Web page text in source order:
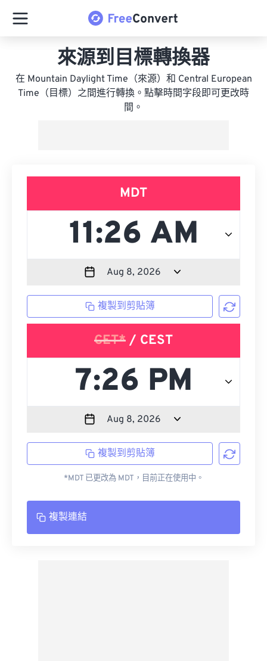
來源到目標轉換器
在 Mountain Daylight Time（來源）和 Central European
Time（目標）之間進行轉換。點擊時間字段即可更改時
間。
MDT
複製到剪貼簿
CET* / CEST
複製到剪貼簿
*MDT 已更改為 MDT，目前正在使用中。
複製連結